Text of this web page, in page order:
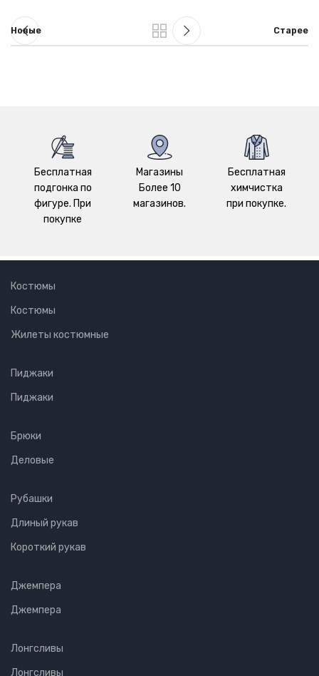
Новые Старее
Бесплатная
подгонка по
фигуре. При
покупке
Магазины
Более 10
магазинов.
Бесплатная
химчистка
при покупке.
Костюмы
Костюмы
Жилеты костюмные
Пиджаки
Пиджаки
Брюки
Деловые
Рубашки
Длиный рукав
Короткий рукав
Джемпера
Джемпера
Лонгсливы
Лонгсливы